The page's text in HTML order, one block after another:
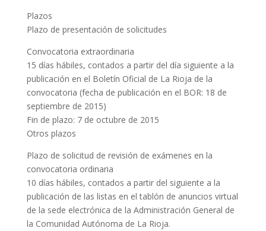
Plazos
Plazo de presentación de solicitudes
Convocatoria extraordinaria
15 días hábiles, contados a partir del día siguiente a la
publicación en el Boletín Oficial de La Rioja de la
convocatoria (fecha de publicación en el BOR: 18 de
septiembre de 2015)
Fin de plazo: 7 de octubre de 2015
Otros plazos
Plazo de solicitud de revisión de exámenes en la
convocatoria ordinaria
10 días hábiles, contados a partir del siguiente a la
publicación de las listas en el tablón de anuncios virtual
de la sede electrónica de la Administración General de
la Comunidad Autónoma de La Rioja.